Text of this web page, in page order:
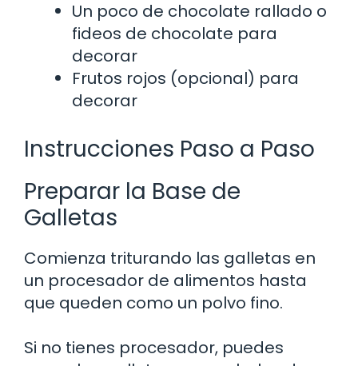
Un poco de chocolate rallado o
fideos de chocolate para
decorar
Frutos rojos (opcional) para
decorar
Instrucciones Paso a Paso
Preparar la Base de
Galletas
Comienza triturando las galletas en
un procesador de alimentos hasta
que queden como un polvo fino.
Si no tienes procesador, puedes